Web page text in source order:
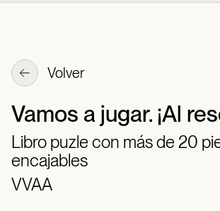
Volver
Vamos a jugar. ¡Al
Libro puzle con más de 20
encajables
VVAA